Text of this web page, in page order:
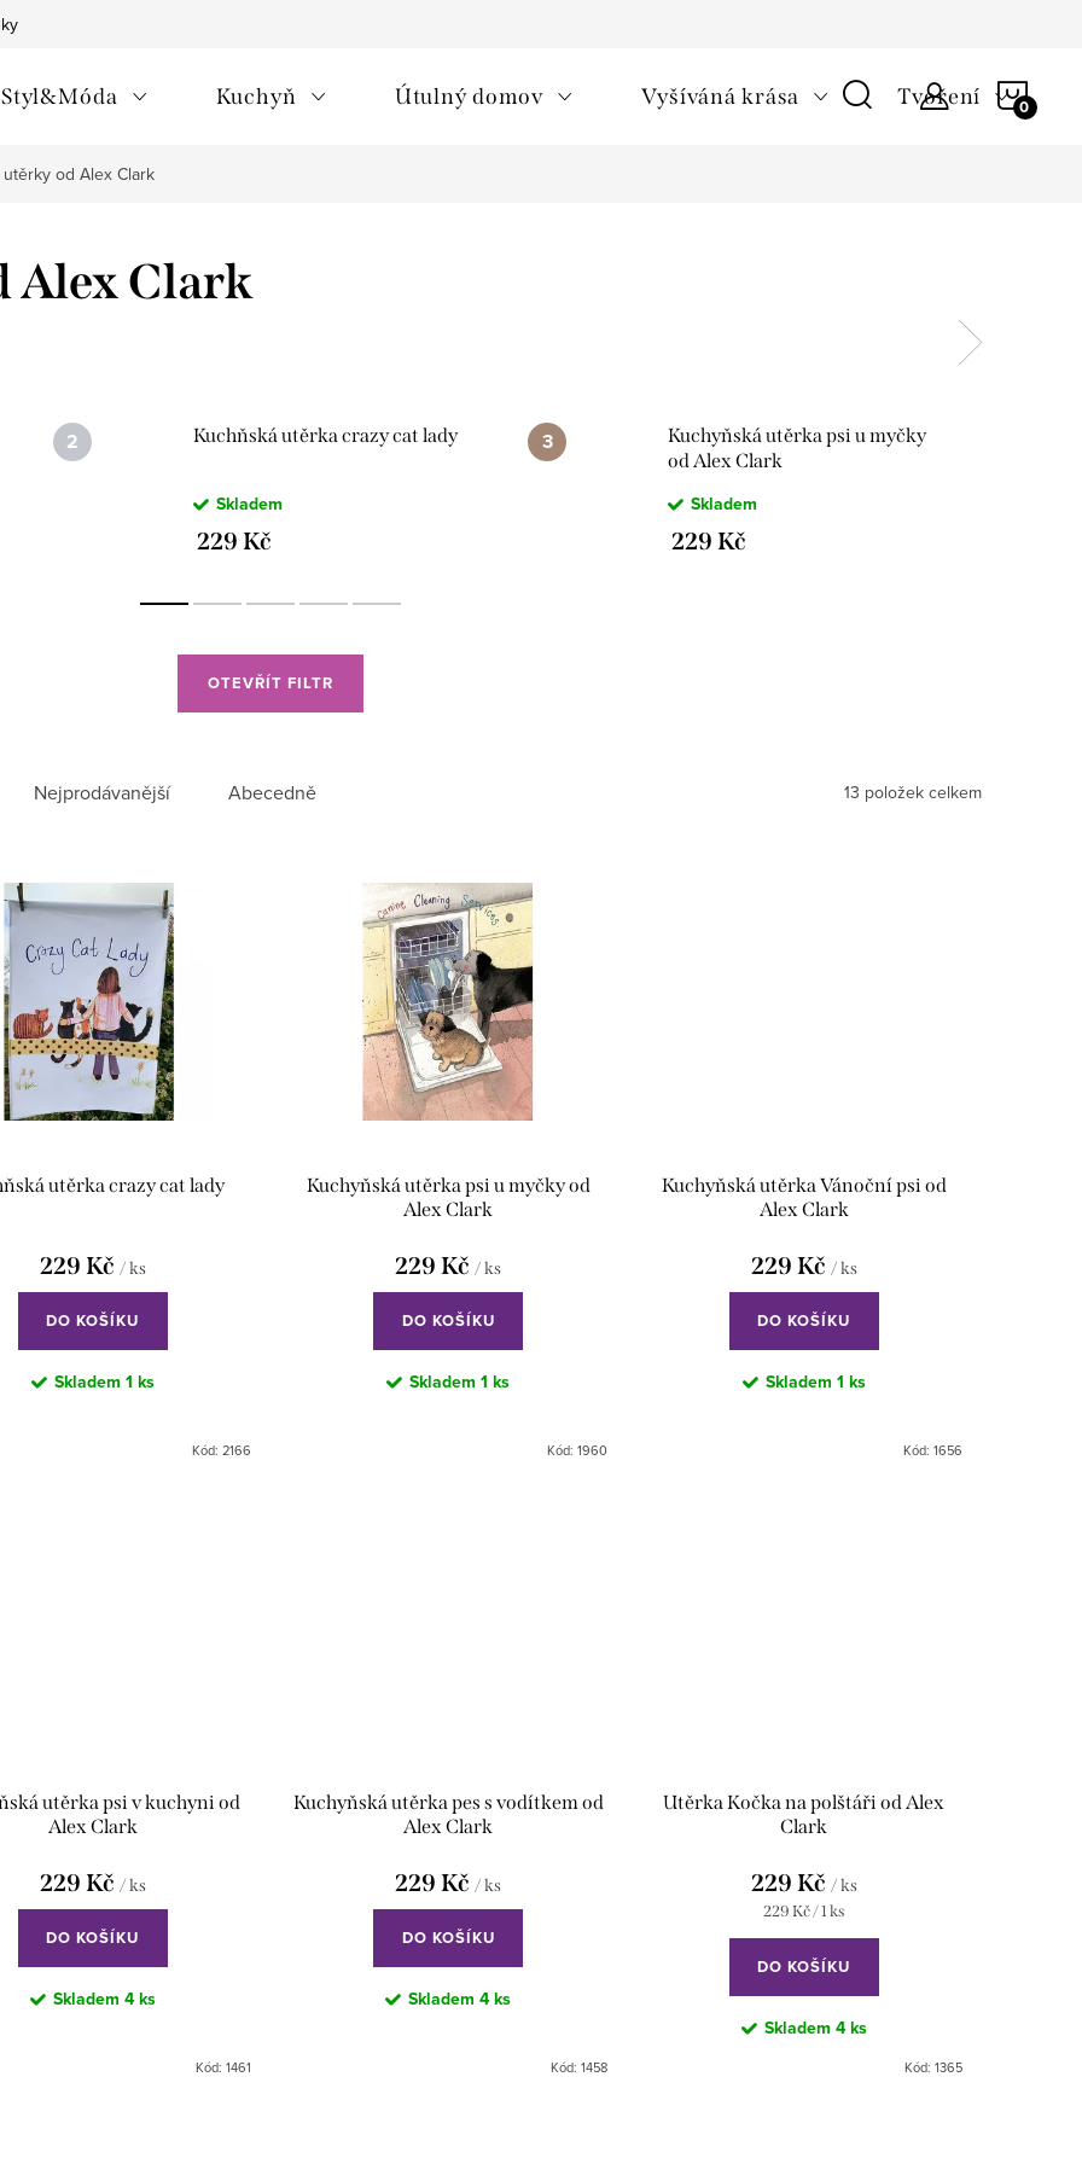
Styl&Móda Kuchyň Útulný domov Vyšíváná krása Tvoření
od Alex Clark
Alex Clark
Kuchňská utěrka crazy cat lady
Skladem
229 Kč
Kuchyňská utěrka psi u myčky
od Alex Clark
Skladem
229 Kč
OTEVŘÍT FILTR
Nejprodávanější Abecedně 13 položek celkem
utěrka crazy cat lady
229 Kč / ks
DO KOŠÍKU
Skladem 1 ks
Kód: 2166
Kuchyňská utěrka psi u myčky od
Alex Clark
229 Kč/ ks
DO KOŠÍKU
Skladem1 ks
Kód: 1960
Kuchyňská utěrka Vánoční psi od
Alex Clark
229 Kč / ks
DO KOŠÍKU
Skladem 1 ks
Kód: 1656
utěrka psi v kuchyni od
Alex Clark
229 Kč / ks
DO KOŠÍKU
Skladem 4 ks
Kód: 1461
Kuchyňská utěrka pes s vodítkem od
Alex Clark
229 Kč / ks
DO KOŠÍKU
Skladem4 ks
Kód: 1458
Utěrka Kočka na polštáři od Alex
Clark
229 Kč / ks
Měrná
229 Kč / 1 ks
DO KOŠÍKU
Skladem 4 ks
Kód: 1365